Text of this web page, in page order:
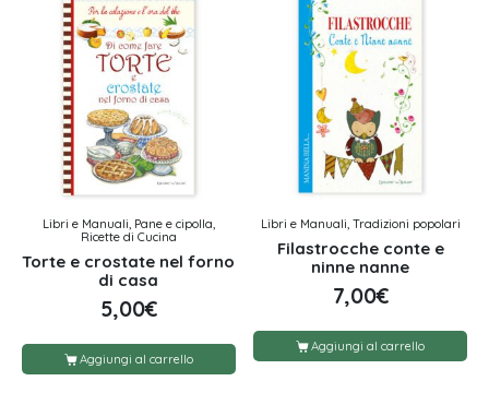
Libri e Manuali, Pane e cipolla,
Ricette di Cucina
Torte e crostate nel forno
di casa
5,00€
Aggiungi al carrello
Libri e Manuali, Tradizioni popolari
Filastrocche conte e
ninne nanne
7,00€
Aggiungi al carrello